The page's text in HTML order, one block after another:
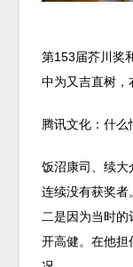
第153届芥川奖
中为又吉直树，
腾讯文化：什么
饭沼康司、续
连续没有获奖者
二是因为当时
开高健。在他担